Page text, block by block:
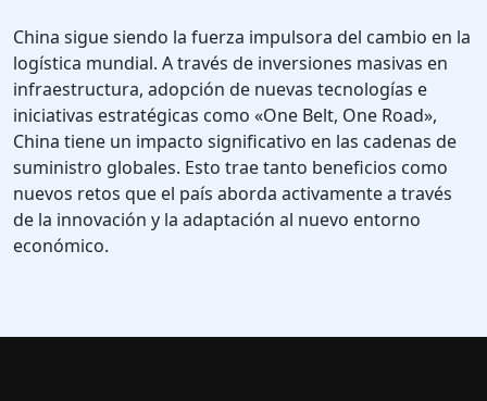
China sigue siendo la fuerza impulsora del cambio en la
logística mundial. A través de inversiones masivas en
infraestructura, adopción de nuevas tecnologías e
iniciativas estratégicas como «One Belt, One Road»,
China tiene un impacto significativo en las cadenas de
suministro globales. Esto trae tanto beneficios como
nuevos retos que el país aborda activamente a través
de la innovación y la adaptación al nuevo entorno
económico.